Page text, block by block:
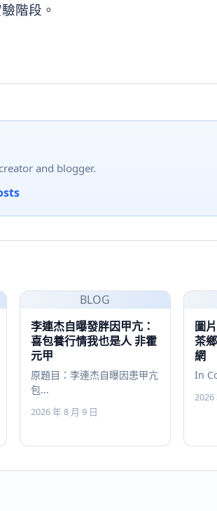
階段。
and blogger.
BLOG
李連杰自曝發胖因甲亢：
喜包養行情我也是人 非霍
元甲
原題目：李連杰自曝因患甲亢
包...
2026 年 8 月 9 日
圖
茶
網
In
2026